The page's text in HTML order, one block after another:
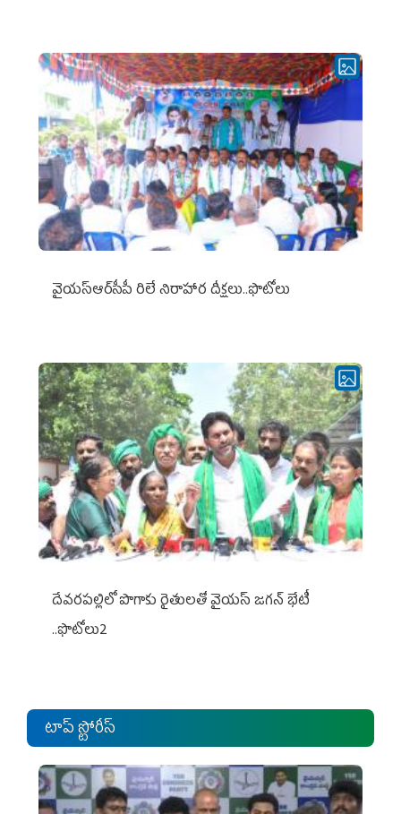
వైయ‌స్ఆర్‌సీపీ రిలే నిరాహార దీక్షలు..ఫొటోలు
దేవరపల్లిలో పొగాకు రైతులతో వైయస్ జగన్ భేటీ
..ఫొటోలు2
టాప్ స్టోరీస్